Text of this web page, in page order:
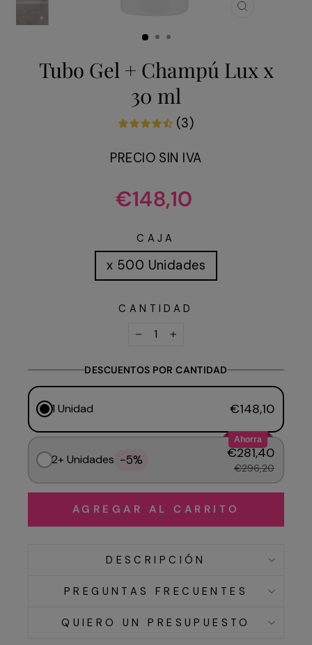
Tubo Gel + Champú Lux x
30 ml
(3)
PRECIO SIN IVA
Precio
habitual
€148,10
CAJA
x 500 Unidades
CANTIDAD
DESCUENTOS POR CANTIDAD
1 Unidad €148,10
Ahorra
2+ Unidades -5% €281,40
€296,20
AGREGAR AL CARRITO
DESCRIPCIÓN
PREGUNTAS FRECUENTES
QUIERO UN PRESUPUESTO